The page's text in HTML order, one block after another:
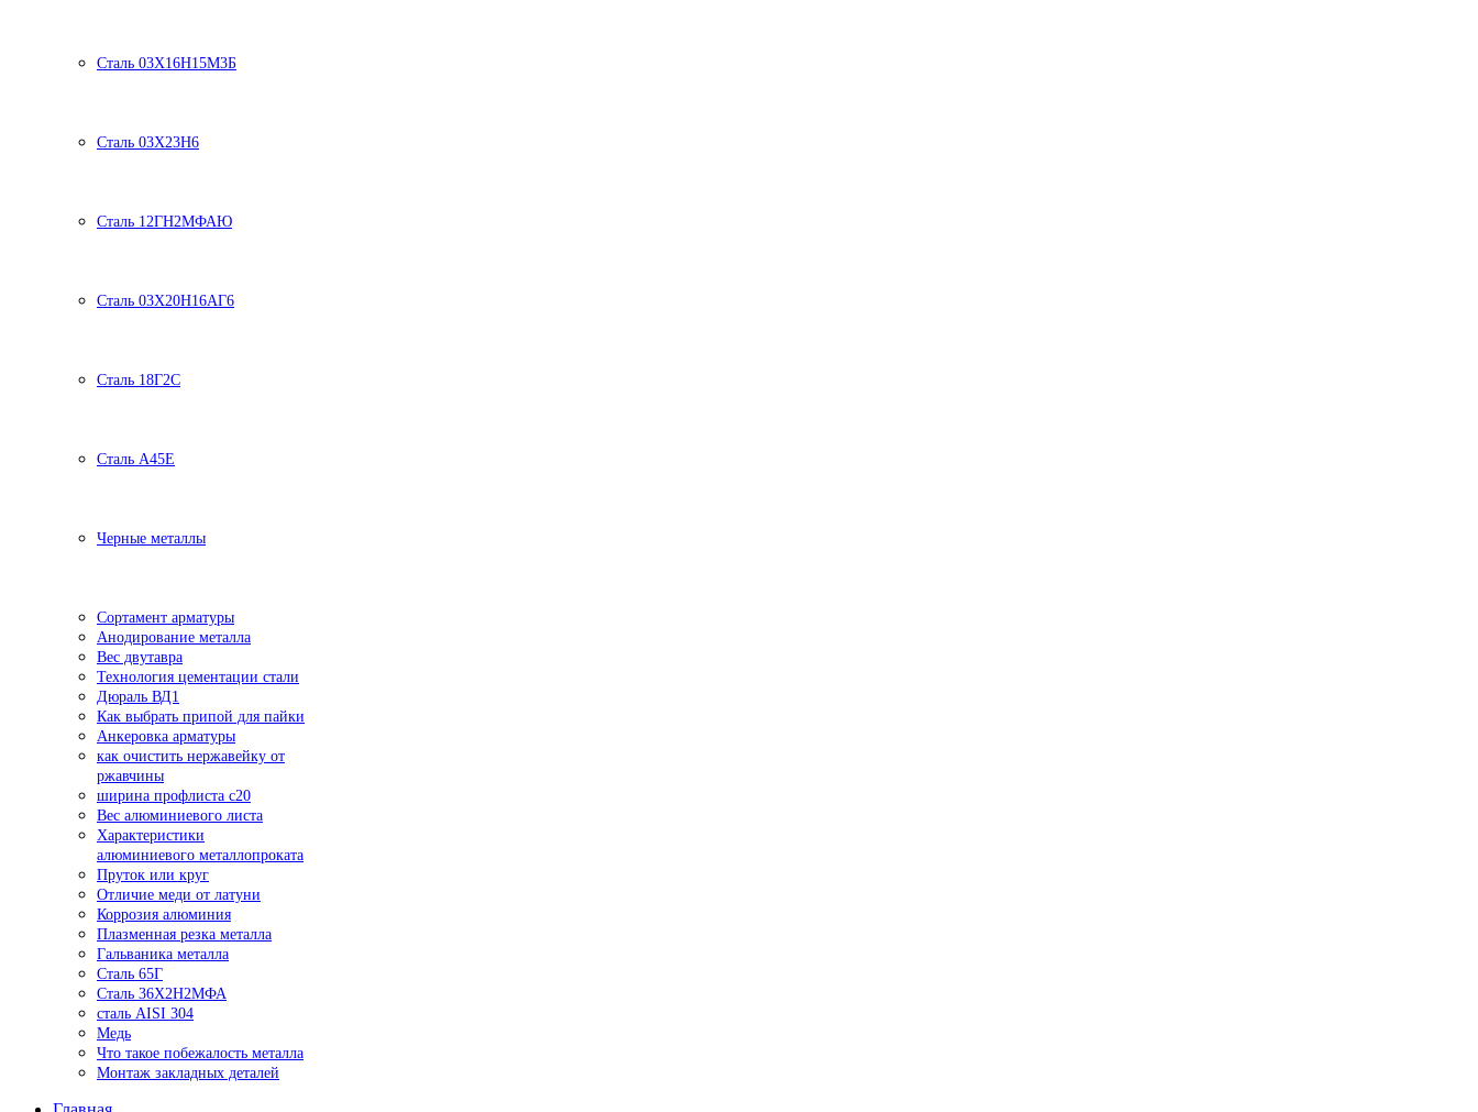
Сталь 03Х16Н15М3Б
Сталь 03Х23Н6
Сталь 12ГН2МФАЮ
Сталь 03Х20Н16АГ6
Сталь 18Г2С
Сталь А45Е
Черные металлы
Сортамент арматуры
Анодирование металла
Вес двутавра
Технология цементации стали
Дюраль ВД1
Как выбрать припой для пайки
Анкеровка арматуры
как очистить нержавейку от
ржавчины
ширина профлиста с20
Вес алюминиевого листа
Характеристики
алюминиевого металлопроката
Пруток или круг
Отличие меди от латуни
Коррозия алюминия
Плазменная резка металла
Гальваника металла
Сталь 65Г
Сталь 36Х2Н2МФА
сталь AISI 304
Медь
Что такое побежалость металла
Монтаж закладных деталей